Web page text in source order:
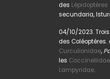
des
secundaria,
04/10/2023.
des Coléoptères.
Curculionidae,
les Coccinellidae
Lampyridae.